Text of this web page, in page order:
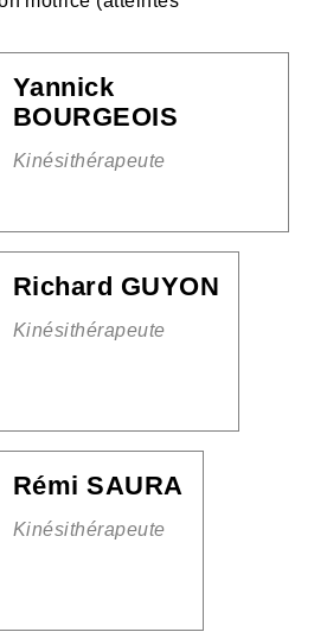
Yannick
BOURGEOIS
Kinésithérapeute
Richard GUYON
Kinésithérapeute
Rémi SAURA
Kinésithérapeute